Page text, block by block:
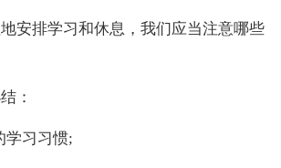
排学习和休息，我们应当注意哪些
：
习习惯;